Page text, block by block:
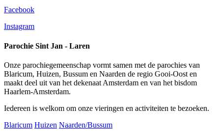
Facebook
Instagram
Parochie Sint Jan - Laren
Onze parochiegemeenschap vormt samen met de parochies van
Blaricum, Huizen, Bussum en Naarden de regio Gooi-Oost en
maakt deel uit van het dekenaat Amsterdam en van het bisdom
Haarlem-Amsterdam.
Iedereen is welkom om onze vieringen en activiteiten te bezoeken.
Blaricum Huizen Naarden/Bussum